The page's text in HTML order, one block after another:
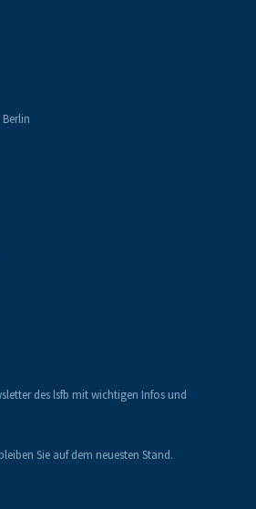
des lsfb mit wichtigen Infos und
Sie auf dem neuesten Stand.